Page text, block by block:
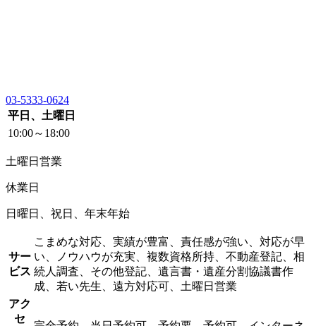
03-5333-0624
平日、土曜日
10:00～18:00
土曜日営業
休業日
日曜日、祝日、年末年始
サー
ビス
こまめな対応、実績が豊富、責任感が強い、対応が早
い、ノウハウが充実、複数資格所持、不動産登記、相
続人調査、その他登記、遺言書・遺産分割協議書作
成、若い先生、遠方対応可、土曜日営業
アク
セ